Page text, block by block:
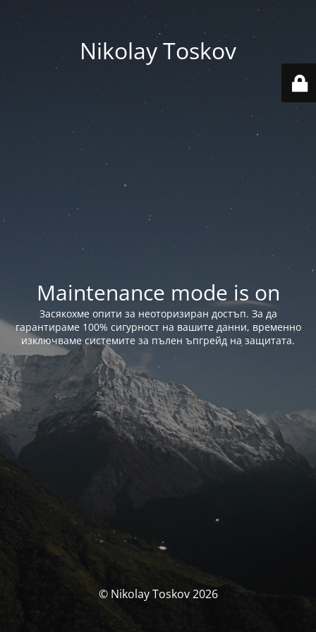
Nikolay Toskov
Maintenance mode is on
Засякохме опити за неоторизиран достъп. За да
гарантираме 100% сигурност на вашите данни, временно
изключваме системите за пълен ъпгрейд на защитата.
© Nikolay Toskov 2026